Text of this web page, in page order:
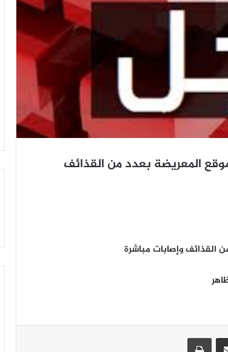
المعريضة بعدد من القذائف
وإصابات مباشرة
مشاركة عبر البريد طباعة